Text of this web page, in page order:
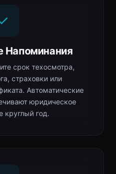
Напоминания
срок техосмотра,
страховки или
Автоматические
юридическое
круглый год.